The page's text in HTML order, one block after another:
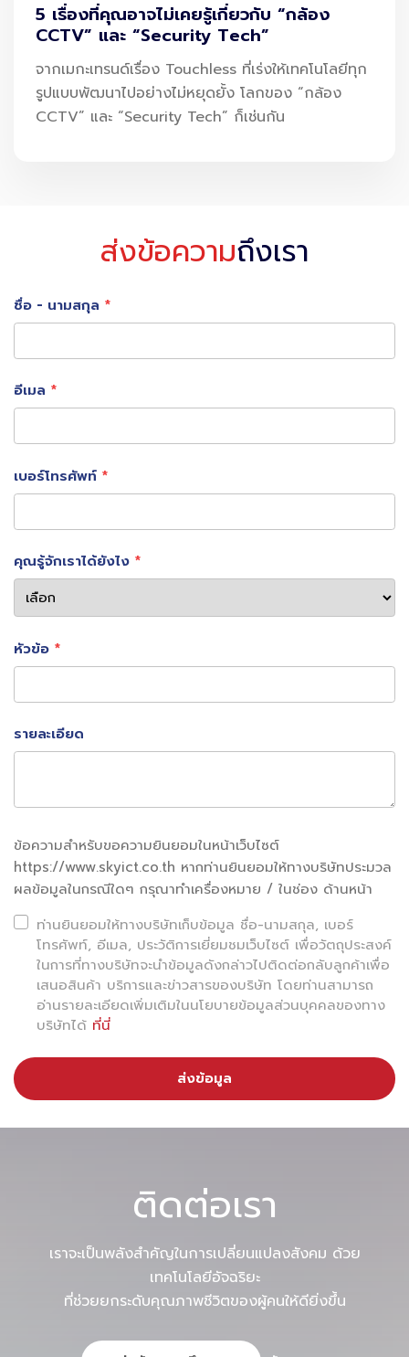
โครงสร้างพื้นฐานไปจนถึงการจัดการทรัพยากร
คุณอาจไม่เคยรู้ว่า… สนามบินแห่งหนึ่งในอินเดียสามารถขับ
เคลื่อนทุกระบบด้วยพลังงานแสงอาทิตย์ 100%
60,000 หน่วยต่อวัน
ระบบกลางวัน และดึงกลับมาใช้ตอนกลางคืน
จริง
SKYICT กับภารกิจขับเคลื่อนสนามบิน
ไทยสู่ Net Zero
ด้วยโซลูชันอัจฉริยะที่เราพัฒนาและติดตั้งในหลายสนามบินทั่ว
ประเทศเรากำลังสร้าง “สนามบินอัจฉริยะที่เป็นมิตรกับสิ่ง
แวดล้อม” หรือGreen Smart Airportโดยมุ่งสู่เป้าหมาย
Net Zero ผ่านโครงการและเทคโนโลยี เช่น:
✅ ระบบควบคุมพลังงานอัตโนมัติ (Smart Energy
Management)
✅ ระบบตรวจจับผู้โดยสารเพื่อลดการใช้ไฟฟ้าเกินความจำเป็น
✅ Digital Infrastructure ที่ช่วยลดการใช้ทรัพยากร เช่น
เอกสาร / พลังงาน
เราเชื่อว่าสนามบินแห่งอนาคต ต้อง “ล้ำหน้าและ
รักษ์โลก” ไปพร้อมกัน
5 เรื่องที่คุณอาจไม่เคยรู้เกี่ยวกับ “กล้อง
CCTV” และ “Security Tech”
จากเมกะเทรนด์เรื่อง Touchless ที่เร่งให้เทคโนโลยีทุก
รูปแบบพัฒนาไปอย่างไม่หยุดยั้ง โลกของ “กล้อง
CCTV” และ “Security Tech” ก็เช่นกัน
ส่งข้อความถึงเรา
ชื่อ - นามสกุล
อีเมล
เบอร์โทรศัพท์
คุณรู้จักเราได้ยังไง
หัวข้อ
รายละเอียด
ข้อความสำหรับขอความยินยอมในหน้าเว็บไซต์
https://www.skyict.co.th หากท่านยินยอมให้ทางบริษัทประมวล
ผลข้อมูลในกรณีใดๆ กรุณาทำเครื่องหมาย / ในช่อง ด้านหน้า
ท่านยินยอมให้ทางบริษัทเก็บข้อมูล ชื่อ-นามสกุล, เบอร์
โทรศัพท์, อีเมล, ประวัติการเยี่ยมชมเว็บไซต์ เพื่อวัตถุประสงค์
ในการที่ทางบริษัทจะนำข้อมูลดังกล่าวไปติดต่อกลับลูกค้าเพื่อ
เสนอสินค้า บริการและข่าวสารของบริษัท โดยท่านสามารถ
อ่านรายละเอียดเพิ่มเติมในนโยบายข้อมูลส่วนบุคคลของทาง
บริษัทได้ ที่นี่
ส่งข้อมูล
ติดต่อเรา
เราจะเป็นพลังสำคัญในการเปลี่ยนแปลงสังคม ด้วย
เทคโนโลยีอัจฉริยะ
ที่ช่วยยกระดับคุณภาพชีวิตของผู้คนให้ดียิ่งขึ้น